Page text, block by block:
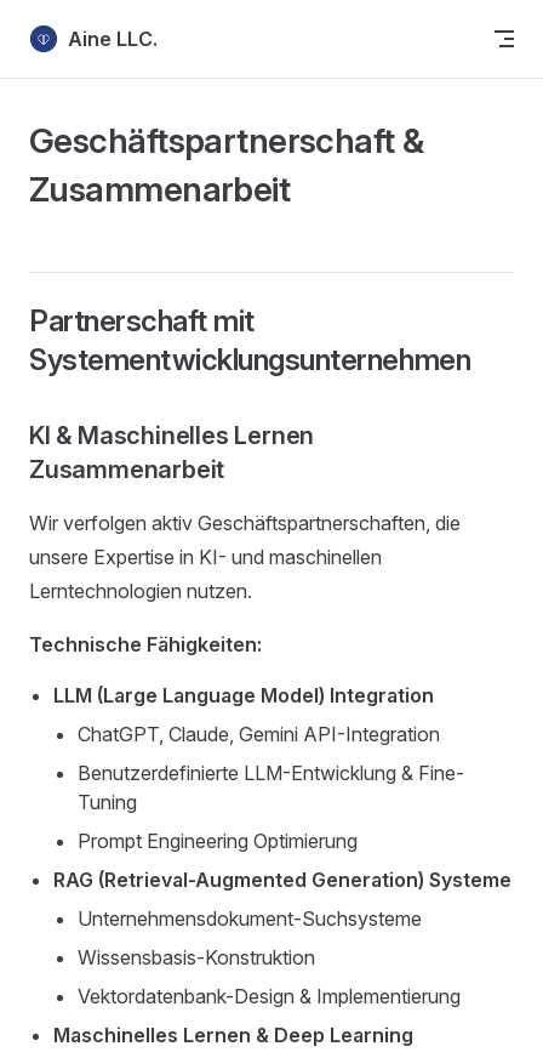
Skip to content
Aine LLC.
Geschäftspartnerschaft &
Zusammenarbeit
Partnerschaft mit
Systementwicklungsunternehmen
KI & Maschinelles Lernen
Zusammenarbeit
Wir verfolgen aktiv Geschäftspartnerschaften, die
unsere Expertise in KI- und maschinellen
Lerntechnologien nutzen.
Technische Fähigkeiten:
LLM (Large Language Model) Integration
ChatGPT, Claude, Gemini API-Integration
Benutzerdefinierte LLM-Entwicklung & Fine-
Tuning
Prompt Engineering Optimierung
RAG (Retrieval-Augmented Generation) Systeme
Unternehmensdokument-Suchsysteme
Wissensbasis-Konstruktion
Vektordatenbank-Design & Implementierung
Maschinelles Lernen & Deep Learning